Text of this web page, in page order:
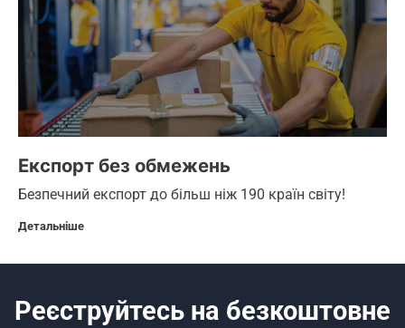
Експорт без обмежень
Безпечний експорт до більш ніж 190 країн світу!
Детальніше
Реєструйтесь на безкоштовне